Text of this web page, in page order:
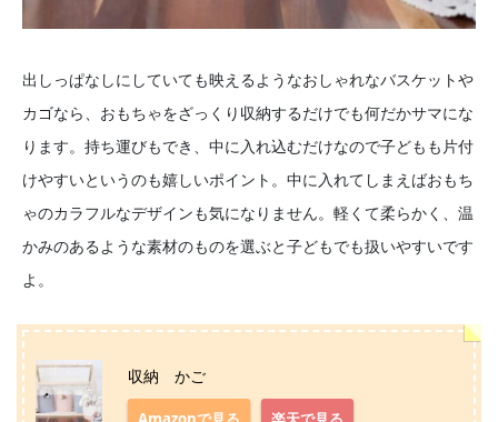
出しっぱなしにしていても映えるようなおしゃれなバスケットや
カゴなら、おもちゃをざっくり収納するだけでも何だかサマにな
ります。持ち運びもでき、中に入れ込むだけなので子どもも片付
けやすいというのも嬉しいポイント。中に入れてしまえばおもち
ゃのカラフルなデザインも気になりません。軽くて柔らかく、温
かみのあるような素材のものを選ぶと子どもでも扱いやすいです
よ。
収納 かご